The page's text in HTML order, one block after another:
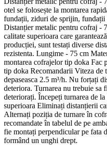
otel se folosește la montarea
fundații, ziduri de sprijin, fundații
Distanțier metalic pentru cofraj -
calitate superioara care
producției, sunt testați diverse
rezistenta. Lungime - 75 cm
montarea cofrajelor tip doka Fac
tip doka Recomandarii Viteza de
depaseasca 2.5 m³/h. Nu forțați
deteriora. Turnarea nu trebuie
deteriorați. Începeți turnarea de
superioara Eliminați distanțierii
Alternați poziția de turnare în
recomandate în tabelul de pe
fie montați perpendicular pe fata
formând un unghi drept.